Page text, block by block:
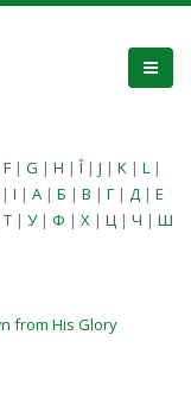
F | G | H |Î | J | K | L |
| І | А | Б | В | Г | Д | Е
Т | У | Ф | Х | Ц | Ч | Ш
from His Glory